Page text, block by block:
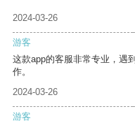
2024-03-26
游客
这款app的客服非常专业，遇
作。
2024-03-26
游客